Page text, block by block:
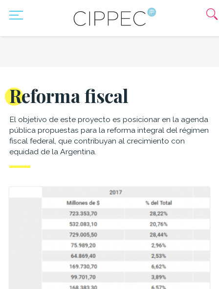
Reforma fiscal
El objetivo de este proyecto es posicionar en la agenda
pública propuestas para la reforma integral del régimen
fiscal federal, que contribuyan al crecimiento con
equidad de la Argentina.